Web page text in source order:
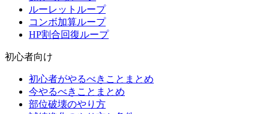
ルーレットループ
コンボ加算ループ
HP割合回復ループ
初心者向け
初心者がやるべきことまとめ
今やるべきことまとめ
部位破壊のやり方